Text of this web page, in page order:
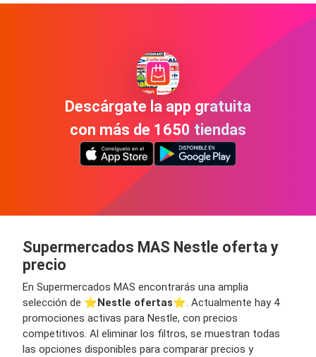
Descárgate la app gratuita
con más de 1650 tiendas
Supermercados MAS Nestle oferta y
precio
En Supermercados MAS encontrarás una amplia
selección de ⭐️Nestle ofertas⭐️. Actualmente hay 4
promociones activas para Nestle, con precios
competitivos. Al eliminar los filtros, se muestran todas
las opciones disponibles para comparar precios y